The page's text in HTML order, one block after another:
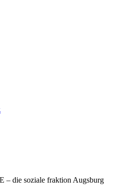
die soziale fraktion Augsburg